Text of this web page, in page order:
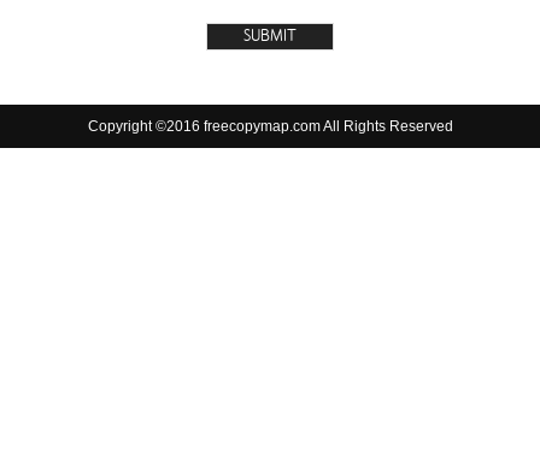
Copyright ©2016 freecopymap.com All Rights Reserved